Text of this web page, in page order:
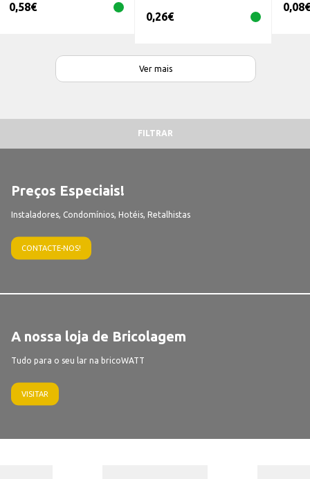
0,58€
0,26€
0,08€
Ver mais
FILTRAR
Preços Especiais!
Instaladores, Condomínios, Hotéis, Retalhistas
CONTACTE-NOS!
A nossa loja de Bricolagem
Tudo para o seu lar na bricoWATT
VISITAR